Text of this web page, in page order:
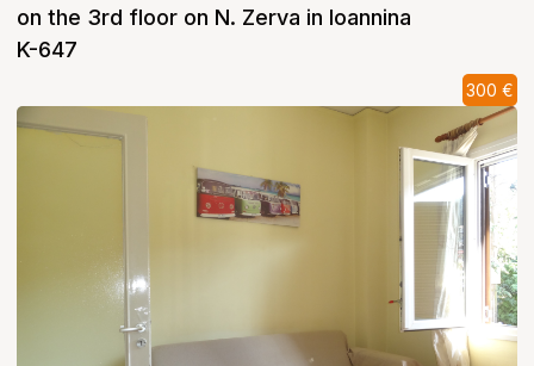
on the 3rd floor on N. Zerva in Ioannina
K-647
300 €